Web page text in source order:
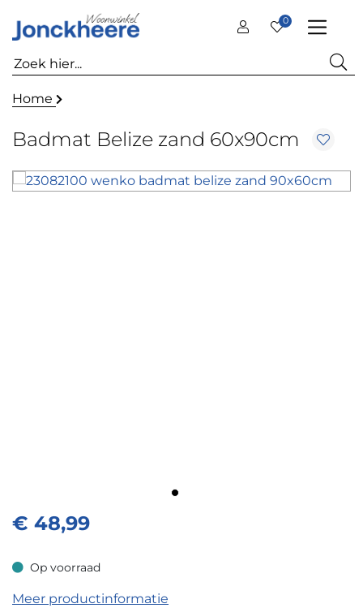
0
Home
Badmat Belize zand 60x90cm
€ 48,99
Op voorraad
Op voorraad
Meer productinformatie